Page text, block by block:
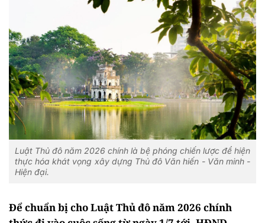
Luật Thủ đô năm 2026 chính là bệ phóng chiến lược để hiện
thực hóa khát vọng xây dựng Thủ đô Văn hiến - Văn minh -
Hiện đại.
Để chuẩn bị cho Luật Thủ đô năm 2026 chính